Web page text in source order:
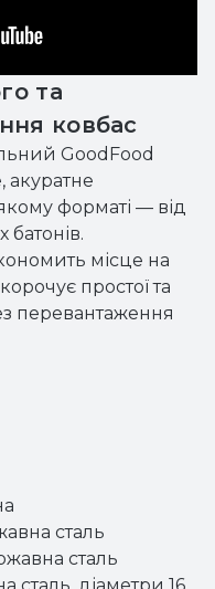
та
ковбас
GoodFood
акуратне
форматі — від
місце на
простої та
перевантаження
сталь
сталь